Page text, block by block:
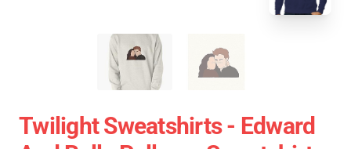
Twilight Sweatshirts - Edward